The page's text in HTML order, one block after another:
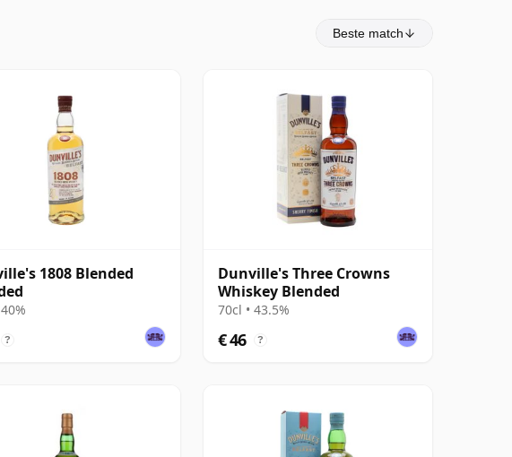
Beste match
1808 Blended
?
Dunville's Three Crowns
Whiskey Blended
70cl • 43.5%
€ 46 ?